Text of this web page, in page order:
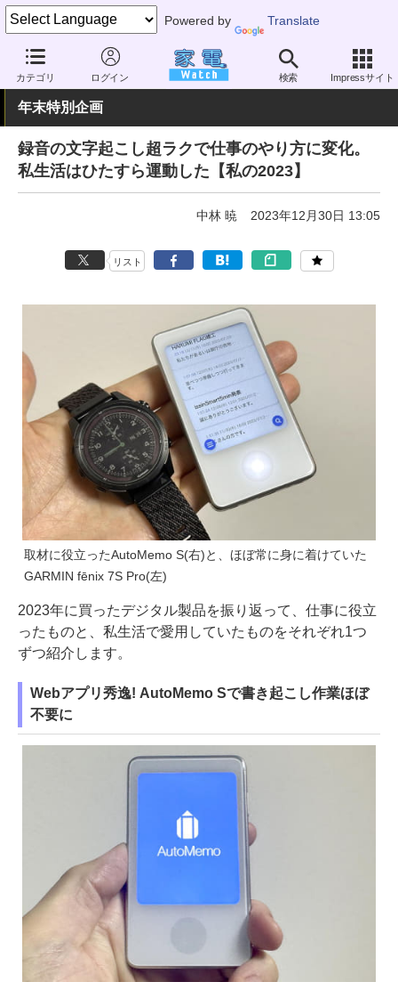
Powered by Translate
カテゴリ ログイン 検索 Impressサイト
家電 Watch エネルギー IoT ウェアラブル
年末特別企画
録音の文字起こし超ラクで仕事のやり方に変化。
私生活はひたすら運動した【私の2023】
中林 暁 2023年12月30日 13:05
リスト
取材に役立ったAutoMemo S(右)と、ほぼ常に身に着けていた
GARMIN fēnix 7S Pro(左)
2023年に買ったデジタル製品を振り返って、仕事に役立
ったものと、私生活で愛用していたものをそれぞれ1つ
ずつ紹介します。
Webアプリ秀逸! AutoMemo Sで書き起こし作業ほぼ
不要に